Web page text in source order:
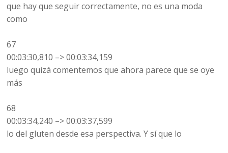
que hay que seguir correctamente, no es una moda
como
67
00:03:30,810 –> 00:03:34,159
luego quizá comentemos que ahora parece que se oye
más
68
00:03:34,240 –> 00:03:37,599
lo del gluten desde esa perspectiva. Y sí que lo